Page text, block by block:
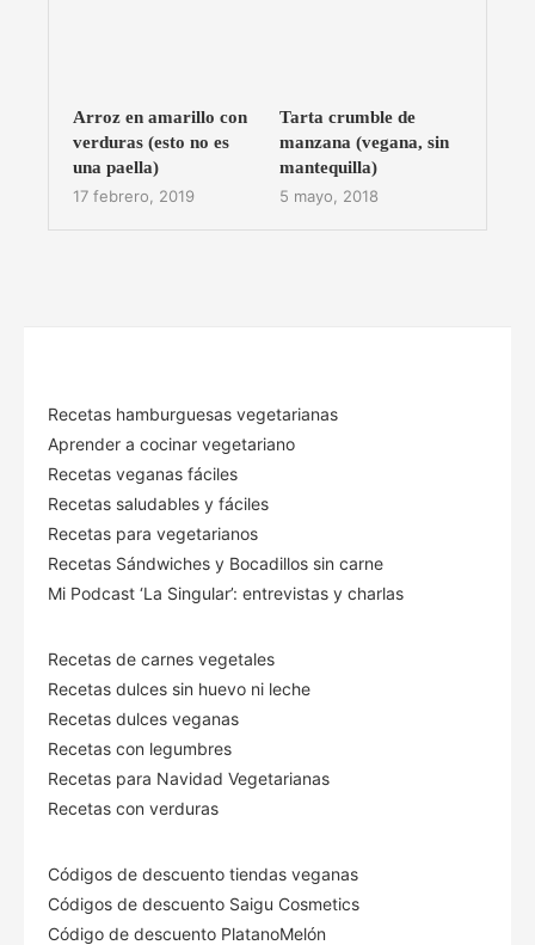
Arroz en amarillo con
verduras (esto no es
una paella)
17 febrero, 2019
Tarta crumble de
manzana (vegana, sin
mantequilla)
5 mayo, 2018
Recetas hamburguesas vegetarianas
Aprender a cocinar vegetariano
Recetas veganas fáciles
Recetas saludables y fáciles
Recetas para vegetarianos
Recetas Sándwiches y Bocadillos sin carne
Mi Podcast ‘La Singular’: entrevistas y charlas
Recetas de carnes vegetales
Recetas dulces sin huevo ni leche
Recetas dulces veganas
Recetas con legumbres
Recetas para Navidad Vegetarianas
Recetas con verduras
Códigos de descuento tiendas veganas
Códigos de descuento Saigu Cosmetics
Código de descuento PlatanoMelón